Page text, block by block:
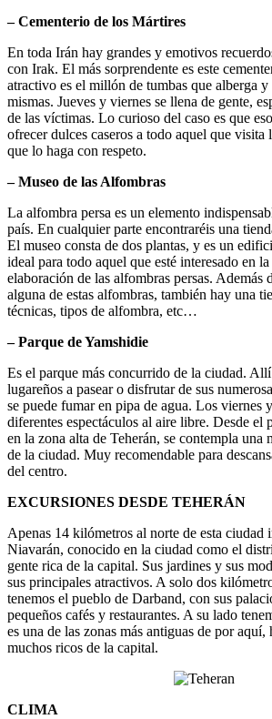
– Cementerio de los Mártires
En toda Irán hay grandes y emotivos
con Irak. El más sorprendente es este
atractivo es el millón de tumbas que alberga
mismas. Jueves y viernes se llena de gente,
de las víctimas. Lo curioso del caso es que
ofrecer dulces caseros a todo aquel que visita
que lo haga con respeto.
– Museo de las Alfombras
La alfombra persa es un elemento
país. En cualquier parte encontraréis una
El museo consta de dos plantas, y es un
ideal para todo aquel que esté interesado en
elaboración de las alfombras persas. Además
alguna de estas alfombras, también hay una
técnicas, tipos de alfombra, etc…
– Parque de Yamshidie
Es el parque más concurrido de la ciudad.
lugareños a pasear o disfrutar de sus
se puede fumar en pipa de agua. Los viernes
diferentes espectáculos al aire libre. Desde el
en la zona alta de Teherán, se contempla una
de la ciudad. Muy recomendable para
del centro.
EXCURSIONES DESDE TEHERÁN
Apenas 14 kilómetros al norte de esta ciudad
Niavarán, conocido en la ciudad como el
gente rica de la capital. Sus jardines y sus
sus principales atractivos. A solo dos
tenemos el pueblo de Darband, con sus
pequeños cafés y restaurantes. A su lado
es una de las zonas más antiguas de por aquí,
muchos ricos de la capital.
CLIMA